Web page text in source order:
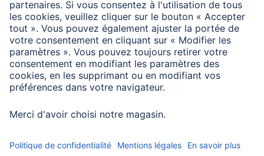
Coated 18-fold)
Type UV Protection Filter
Type de filtre UV-Filtre